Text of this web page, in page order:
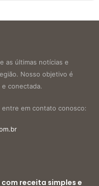
as últimas notícias e
Nosso objetivo é
conectada.
entre em contato conosco:
receita simples e